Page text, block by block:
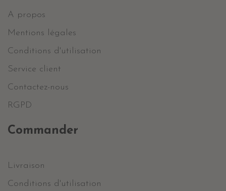
A propos
Mentions légales
Conditions d'utilisation
Service client
Contactez-nous
RGPD
Commander
Livraison
Conditions d'utilisation